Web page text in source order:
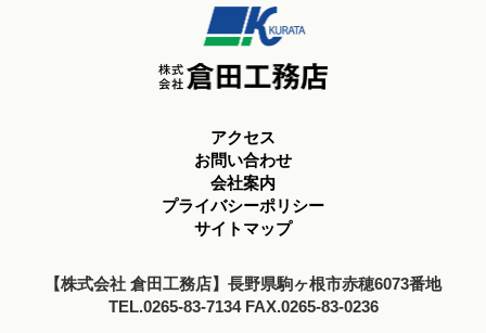
アクセス
お問い合わせ
会社案内
プライバシーポリシー
サイトマップ
【株式会社 倉田工務店】長野県駒ヶ根市赤穂6073番地
TEL.0265-83-7134 FAX.0265-83-0236